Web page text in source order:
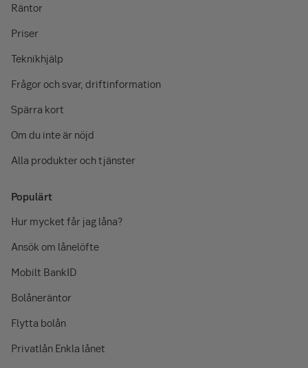
Räntor
Priser
Teknikhjälp
Frågor och svar, driftinformation
Spärra kort
Om du inte är nöjd
Alla produkter och tjänster
Populärt
Hur mycket får jag låna?
Ansök om lånelöfte
Mobilt BankID
Bolåneräntor
Flytta bolån
Privatlån Enkla lånet